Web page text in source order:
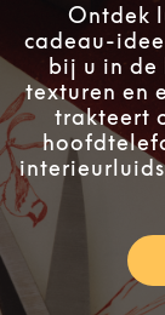
Ontdek
cadeau-
bij u in de
texturen en
trakteert